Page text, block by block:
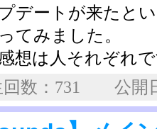
デートが来たと
てみました。
想は人それぞれ
回数：731 公